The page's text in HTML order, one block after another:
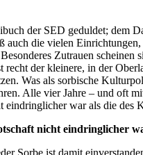
der SED geduldet; dem
die vielen
Zutrauen
der kleinere, in der
Was als sorbische
Alle vier Jahre – und oft
eindringlicher war als die des
nicht eindringlicher